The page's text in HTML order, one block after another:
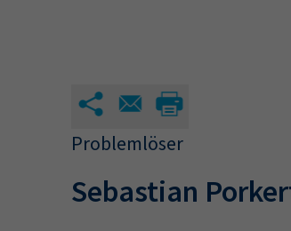
Problemlöser
Sebastian